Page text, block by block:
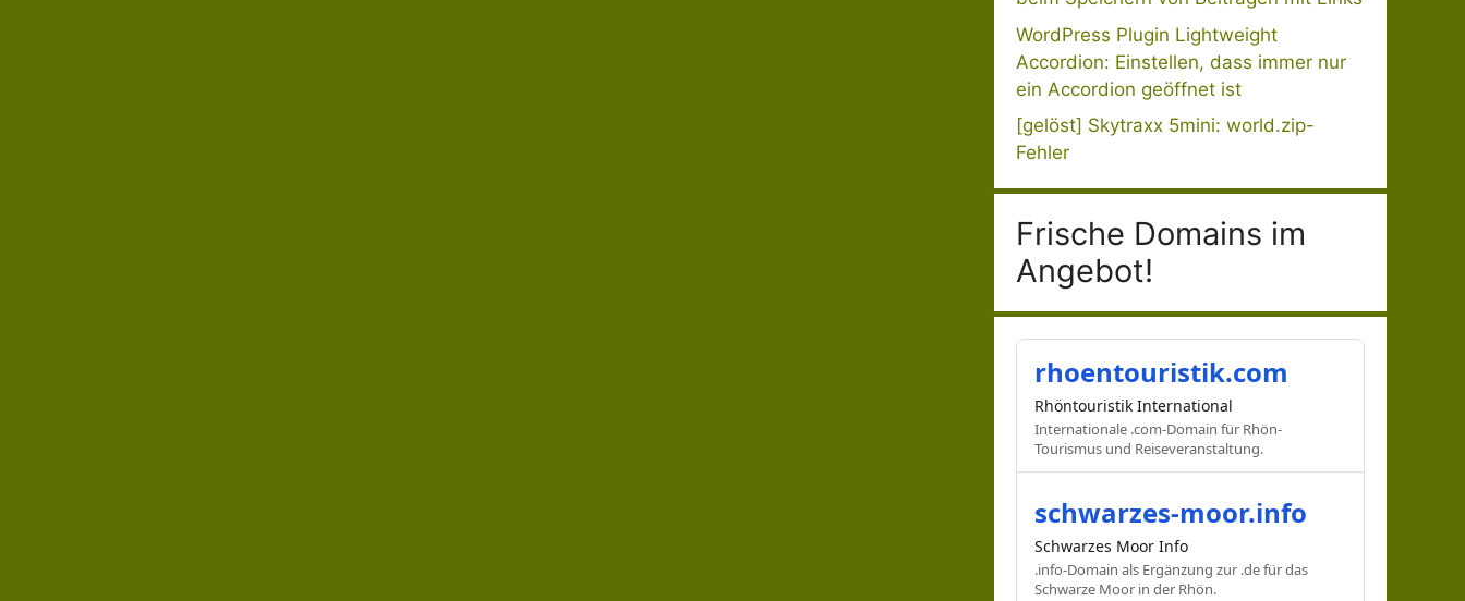
WordPress Plugin Lightweight
Accordion: Einstellen, dass immer nur
ein Accordion geöffnet ist
[gelöst] Skytraxx 5mini: world.zip-
Fehler
Frische Domains im
Angebot!
rhoentouristik.com
Rhöntouristik International
Internationale .com-Domain für Rhön-
Tourismus und Reiseveranstaltung.
schwarzes-moor.info
Schwarzes Moor Info
.info-Domain als Ergänzung zur .de für das
Schwarze Moor in der Rhön.